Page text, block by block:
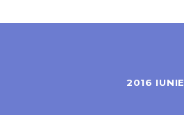
2016 IUNIE